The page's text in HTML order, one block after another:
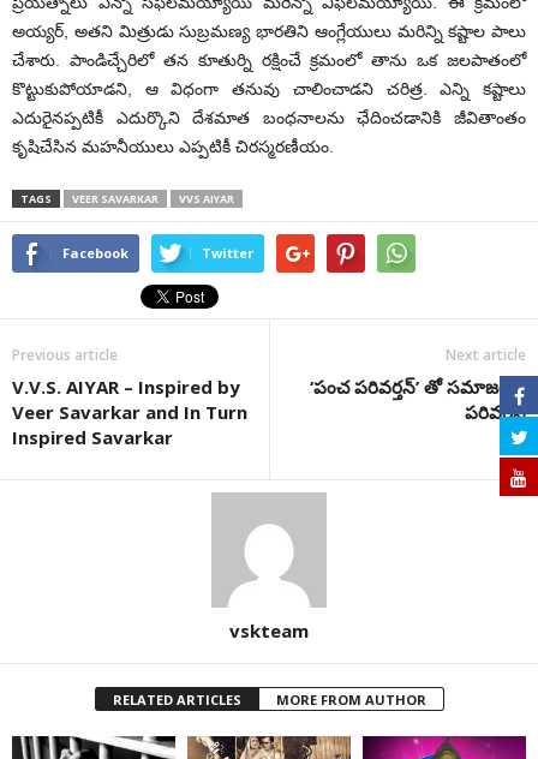
అయ్యర్, అతని మిత్రుడు సుబ్రమణ్య భారతిని ఆంగ్లేయులు మరిన్ని కష్టాల పాలు
చేశారు. పాండిచ్చేరిలో తన కూతుర్ని రక్షించే క్రమంలో తాను ఒక జలపాతంలో
కొట్టుకుపోయాడని, ఆ విధంగా తనువు చాలించాడని చరిత్ర. ఎన్ని కష్టాలు
ఎదురైనప్పటికీ ఎదుర్కొని దేశమాత బంధనాలను ఛేదించడానికి జీవితాంతం
కృషిచేసిన మహనీయులు ఎప్ప‌టికీ చిర‌స్మ‌ర‌ణీయం.
TAGS VEER SAVARKAR VVS AIYAR
Facebook Twitter
Previous article
V.V.S. AIYAR – Inspired by
Veer Savarkar and In Turn
Inspired Savarkar
Next article
‘పంచ ప‌రివ‌ర్త‌న్’ తో స‌మాజంలో
పరివర్తన
vskteam
RELATED ARTICLES MORE FROM AUTHOR